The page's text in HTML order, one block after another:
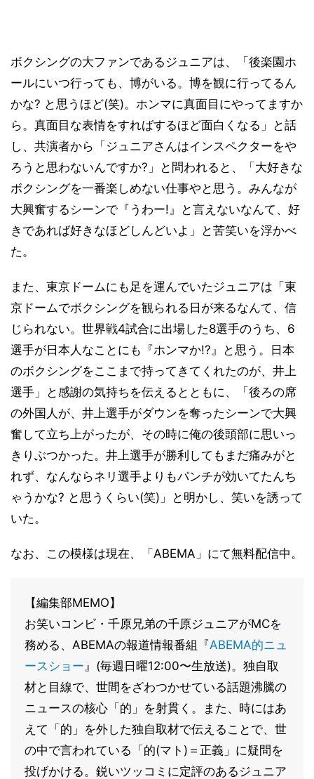
ボクシングの大ファンであるジュニアは、「後楽園ホ
ールにいつ行っても、博がいる。博を観に行ってるん
かな? と思うほど(笑)。ホンマに真面目にやってますか
ら。真面目な表情をすればするほど面白くなる」と話
し、共演者から「ジュニアさんはインスペクターをや
ろうと思わないんですか?」と問われると、「大好きな
ボクシングを一番楽しめない仕事やと思う。みんなが
大興奮するシーンで『うわー!』と言えないなんて、好
きであれば好きなほどしんどいよ」と苦笑いを浮かべ
た。
また、東京ドームにも足を運んでいたジュニアは「東
京ドームでボクシングを観られる日が来るなんて、信
じられない。世界戦4試合に出場した8選手のうち、6
選手が日本人なことにも『ホンマか!?』と思う。日本
のボクシングをここまで持ってきてくれたのが、井上
選手」と感謝の気持ちを伝えるとともに、「後ろの席
の外国人が、井上選手がダウンを奪ったシーンで大興
奮して立ち上がったが、その時に俺の後頭部に思いっ
きりぶつかった。井上選手が勝利してもまだ痛みがと
れず、なんならネリ選手よりもパンチが効いてたんち
ゃうかな? と思うくらい(笑)」と明かし、笑いを誘って
いた。
なお、この模様は現在、「ABEMA」にて無料配信中。
【編集部MEMO】
お笑いコンビ・千原兄弟の千原ジュニアがMCを
務める、ABEMAの報道情報番組『ABEMA的ニュ
ースショー』(毎週日曜12:00〜生放送)。独自取
材と目線で、世間をざわつかせている話題沸騰の
ニュースの核心「的」を射貫く。また、時にはあ
えて「的」を外した独自取材で伝えることで、世
の中で言われている「的(マト)＝正義」に疑問を
投げかける。鋭いツッコミに定評のあるジュニア